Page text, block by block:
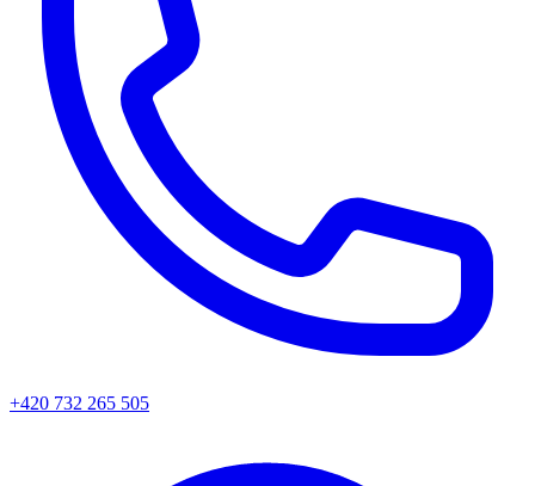
+420 732 265 505